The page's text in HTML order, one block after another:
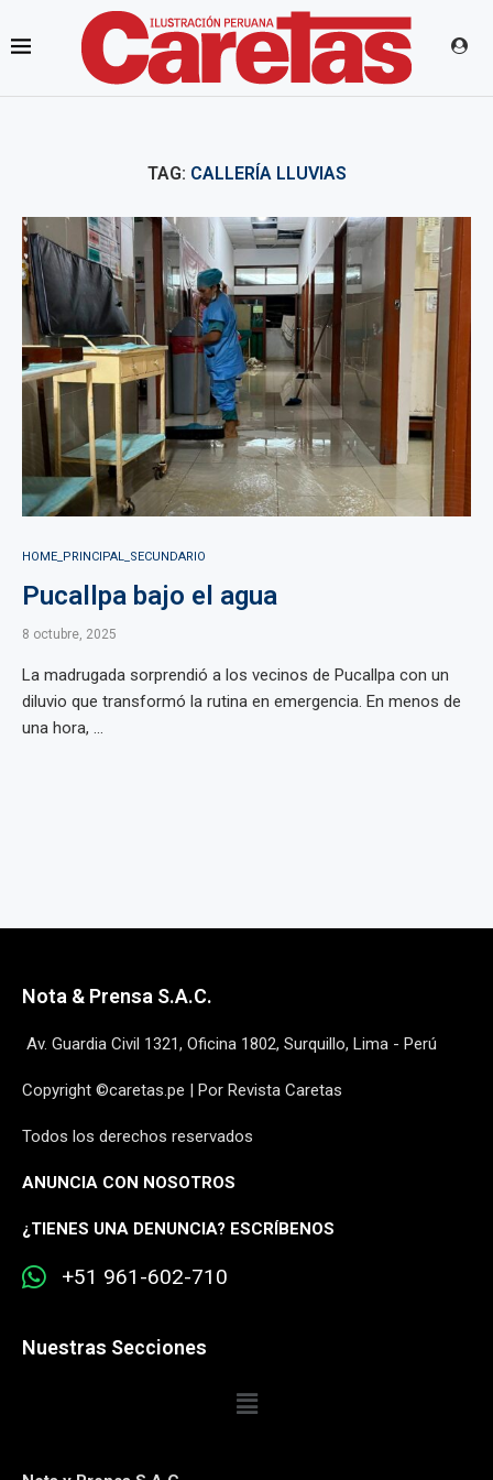
TAG: CALLERÍA LLUVIAS
HOME_PRINCIPAL_SECUNDARIO
Pucallpa bajo el agua
8 octubre, 2025
La madrugada sorprendió a los vecinos de Pucallpa con un
diluvio que transformó la rutina en emergencia. En menos de
una hora, ...
Nota & Prensa S.A.C.
Av. Guardia Civil 1321, Oficina 1802, Surquillo, Lima - Perú
Copyright ©caretas.pe | Por Revista Caretas
Todos los derechos reservados
ANUNCIA CON NOSOTROS
¿TIENES UNA DENUNCIA? ESCRÍBENOS
+51 961-602-710
Nuestras Secciones